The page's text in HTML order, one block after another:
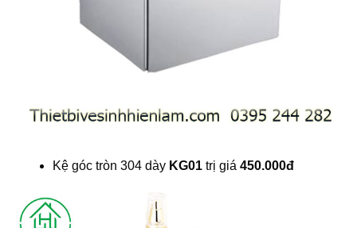
Kệ góc tròn 304 dày KG01trị giá 450.000đ